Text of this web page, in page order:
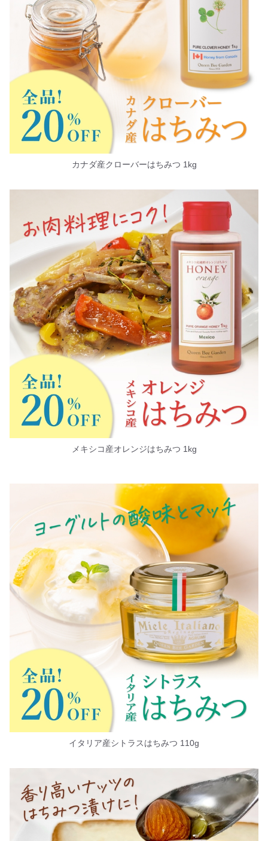
カナダ産クローバーはちみつ 1kg
メキシコ産オレンジはちみつ 1kg
イタリア産シトラスはちみつ 110g